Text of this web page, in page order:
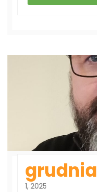
grudnia
1, 2025